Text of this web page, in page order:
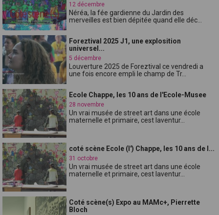
12 décembre
Néréa, la fée gardienne du Jardin des
merveilles est bien dépitée quand elle déc...
Foreztival 2025 J1, une explosition
universel...
5 décembre
Louverture 2025 de Foreztival ce vendredi a
une fois encore empli le champ de Tr...
Ecole Chappe, les 10 ans de l'Ecole-Musee
28 novembre
Un vrai musée de street art dans une école
maternelle et primaire, cest laventur...
coté scène Ecole (l') Chappe, les 10 ans de l...
31 octobre
Un vrai musée de street art dans une école
maternelle et primaire, cest laventur...
Coté scène(s) Expo au MAMc+, Pierrette
Bloch